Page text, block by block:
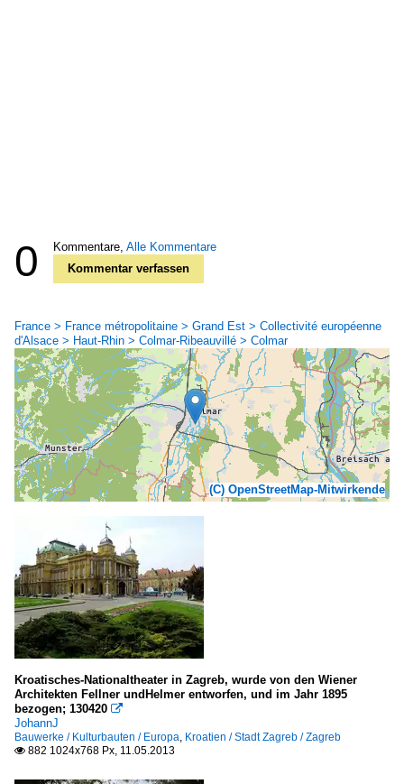
0 Kommentare, Alle Kommentare
Kommentar verfassen
France > France métropolitaine > Grand Est > Collectivité européenne
d'Alsace > Haut-Rhin > Colmar-Ribeauvillé > Colmar
(C) OpenStreetMap-Mitwirkende
Kroatisches-Nationaltheater in Zagreb, wurde von den Wiener
Architekten Fellner undHelmer entworfen, und im Jahr 1895
bezogen; 130420 
JohannJ
Bauwerke / Kulturbauten / Europa, Kroatien / Stadt Zagreb / Zagreb
 882 1024x768 Px, 11.05.2013